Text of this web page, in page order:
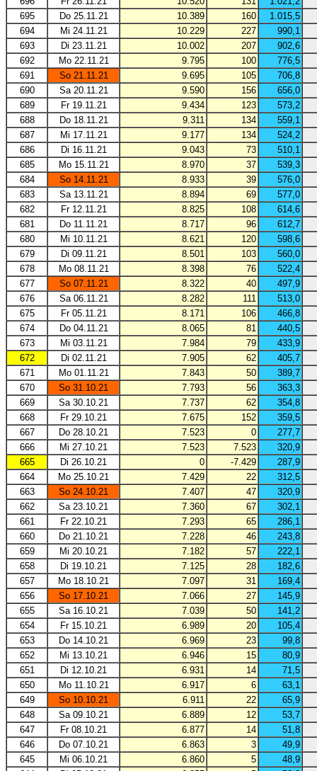
695
Do 25.11.21 10.389 160
1.015,5
694
Mi 24.11.21 10.229 227
990,1
693
Di 23.11.21 10.002 207
902,6
692
Mo 22.11.21 9.795 100
776,5
691
So 21.11.21 9.695 105
706,8
690
Sa 20.11.21 9.590 156
656,0
689
Fr 19.11.21 9.434 123
573,2
688
Do 18.11.21 9.311 134
559,1
687
Mi 17.11.21 9.177 134
524,2
686
Di 16.11.21 9.043 73
510,1
685
Mo 15.11.21 8.970 37
539,3
684
So 14.11.21 8.933 39
576,0
683
Sa 13.11.21 8.894 69
577,0
682
Fr 12.11.21 8.825 108
614,6
681
Do 11.11.21 8.717 96
612,7
680
Mi 10.11.21 8.621 120
598,6
679
Di 09.11.21 8.501 103
560,0
678
Mo 08.11.21 8.398 76
522,4
677
So 07.11.21 8.322 40
497,9
676
Sa 06.11.21 8.282 111
513,0
675
Fr 05.11.21 8.171 106
466,8
674
Do 04.11.21 8.065 81
440,5
673
Mi 03.11.21 7.984 79
433,9
672
Di 02.11.21 7.905 62
405,7
671
Mo 01.11.21 7.843 50
389,7
670
So 31.10.21 7.793 56
363,3
669
Sa 30.10.21 7.737 62
354,8
668
Fr 29.10.21 7.675 152
359,5
667
Do 28.10.21 7.523 0
277,7
666
Mi 27.10.21 7.523 7.523
320,9
665
Di 26.10.21 0 -7.429
287,9
664
Mo 25.10.21 7.429 22
312,5
663
So 24.10.21 7.407 47
320,9
662
Sa 23.10.21 7.360 67
302,1
661
Fr 22.10.21 7.293 65
286,1
660
Do 21.10.21 7.228 46
243,8
659
Mi 20.10.21 7.182 57
222,1
658
Di 19.10.21 7.125 28
182,6
657
Mo 18.10.21 7.097 31
169,4
656
So 17.10.21 7.066 27
145,9
655
Sa 16.10.21 7.039 50
141,2
654
Fr 15.10.21 6.989 20
105,4
653
Do 14.10.21 6.969 23
99,8
652
Mi 13.10.21 6.946 15
80,9
651
Di 12.10.21 6.931 14
71,5
650
Mo 11.10.21 6.917 6
63,1
649
So 10.10.21 6.911 22
65,9
648
Sa 09.10.21 6.889 12
53,7
647
Fr 08.10.21 6.877 14
51,8
646
Do 07.10.21 6.863 3
49,9
645
Mi 06.10.21 6.860 5
48,9